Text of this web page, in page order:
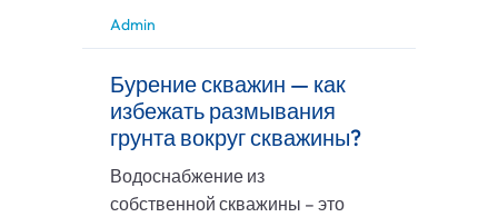
Admin
Бурение скважин — как
избежать размывания
грунта вокруг скважины?
Водоснабжение из
собственной скважины – это